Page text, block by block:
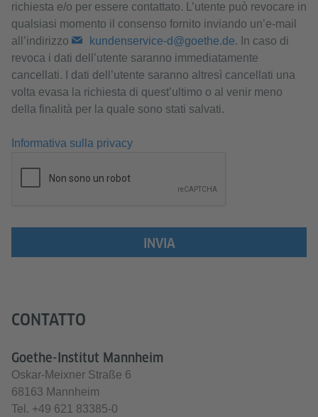
richiesta e/o per essere contattato. L’utente può revocare in
qualsiasi momento il consenso fornito inviando un’e-mail
all’indirizzo
kundenservice-d@goethe.de. In caso di
revoca i dati dell’utente saranno immediatamente
cancellati. I dati dell’utente saranno altresì cancellati una
volta evasa la richiesta di quest’ultimo o al venir meno
della finalità per la quale sono stati salvati.
Informativa sulla privacy
INVIA
CONTATTO
Goethe-Institut Mannheim
Oskar-Meixner Straße 6
68163 Mannheim
Tel. +49 621 83385-0